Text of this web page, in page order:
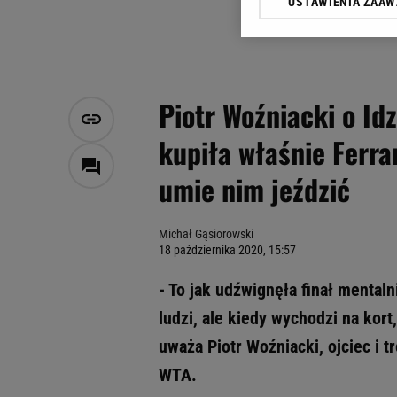
Piotr Woźniacki o
kupiła właśnie
umie nim jeździć
Michał Gąsiorowski
18 października 2020, 15:57
- To jak udźwignęła finał
ludzi, ale kiedy wychodzi na
uważa Piotr Woźniacki, ojciec i
WTA.
Klikając „Akceptuję”
Zaufanych Partnerów i
My, nasi Zaufani
Użycie dokładnych
Przechowywanie
badnie odbiorców i